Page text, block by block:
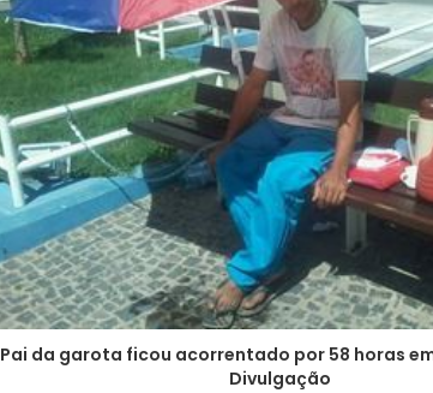
Pai da garota ficou acorrentado por 58 horas
Divulgação